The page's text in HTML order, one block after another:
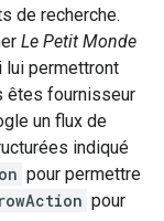
de recherche.
Le Petit Monde
lui permettront
êtes fournisseur
un flux de
indiqué
pour permettre
pour